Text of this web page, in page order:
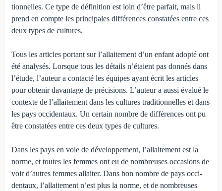
tionnelles. Ce type de définition est loin d’être parfait, mais il
prend en compte les principales différences constatées entre ces
deux types de cultures.
Tous les articles portant sur l’allaitement d’un enfant adopté ont
été analysés. Lorsque tous les détails n’étaient pas donnés dans
l’étude, l’auteur a contacté les équi­pes ayant écrit les arti­cles
pour obtenir da­vantage de précisions. L’auteur a aussi évalué le
contexte de l’allaitement dans les cultures tradition­nelles et dans
les pays occidentaux. Un certain nombre de diffé­rences ont pu
être constatées entre ces deux types de cultures.
Dans les pays en voie de développement, l’allaitement est la
norme, et toutes les femmes ont eu de nombreuses occa­sions de
voir d’autres femmes allaiter. Dans bon nombre de pays occi­
dentaux, l’allaitement n’est plus la norme, et de nombreuses